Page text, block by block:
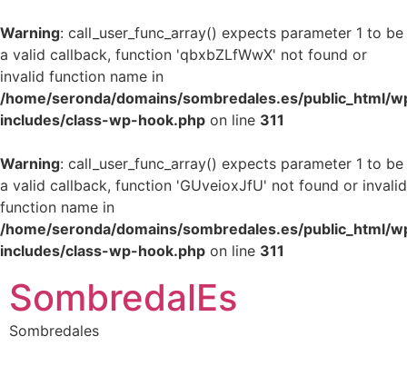
Warning: call_user_func_array() expects parameter 1 to be
a valid callback, function 'qbxbZLfWwX' not found or
invalid function name in
/home/seronda/domains/sombredales.es/public_html/
includes/class-wp-hook.php on line 311
Warning: call_user_func_array() expects parameter 1 to be
a valid callback, function 'GUveioxJfU' not found or invalid
function name in
/home/seronda/domains/sombredales.es/public_html/
includes/class-wp-hook.php on line 311
contenido
SombredalEs
Sombredales